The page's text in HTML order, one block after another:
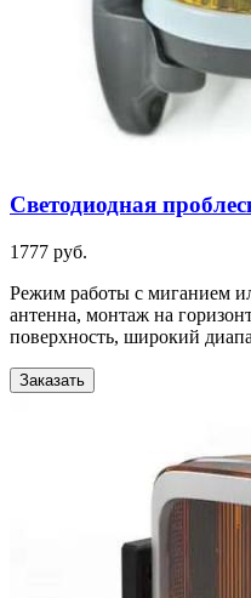
Светодиодная
1777 руб.
Режим работы с миганием
антенна, монтаж на
поверхность, широкий
Заказать